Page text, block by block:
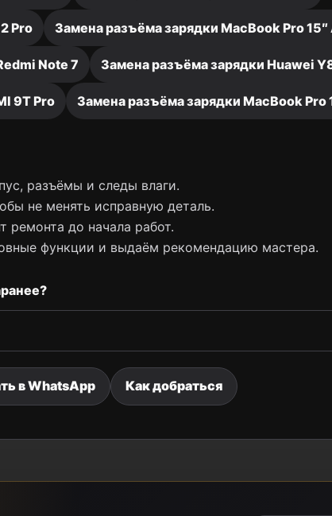
Pro Замена разъёма зарядки MacBook Pro
Note 7 Замена разъёма зарядки Huawei
9T Pro Замена разъёма зарядки MacBook Pro
разъёмы и следы влаги.
не менять исправную деталь.
ремонта до начала работ.
функции и выдаём рекомендацию мастера.
в WhatsApp Как добраться